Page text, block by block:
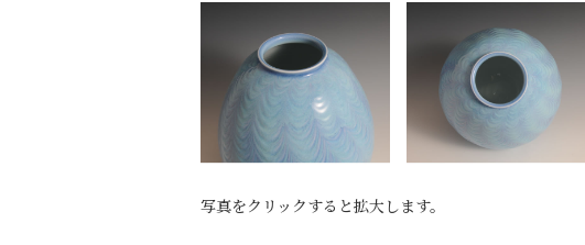
写真をクリックすると拡大します。